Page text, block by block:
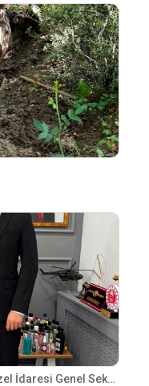
Başçiftlik Kaymakamı Bayram, İl Özel İdaresi Genel Sekreteri Kayhan&apos;ı Ziyaret Etti